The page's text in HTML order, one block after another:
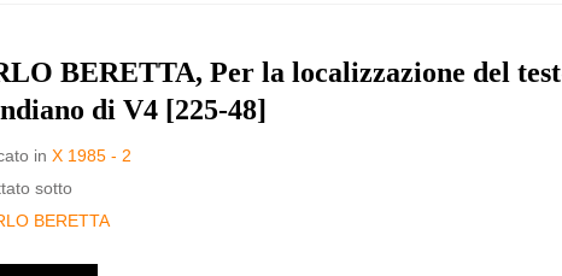
BERETTA, Per la localizzazione del
di V4 [225-48]
in X 1985 - 2
sotto
BERETTA